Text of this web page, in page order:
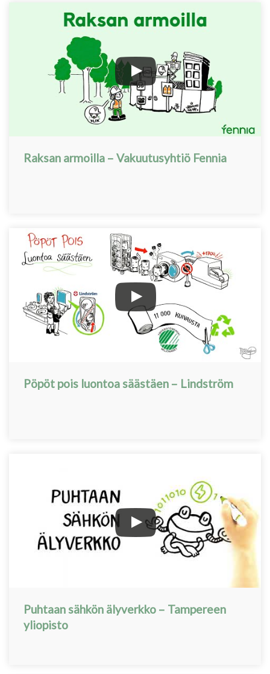
Raksan armoilla – Vakuutusyhtiö Fennia
Pöpöt pois luontoa säästäen – Lindström
Puhtaan sähkön älyverkko – Tampereen
yliopisto